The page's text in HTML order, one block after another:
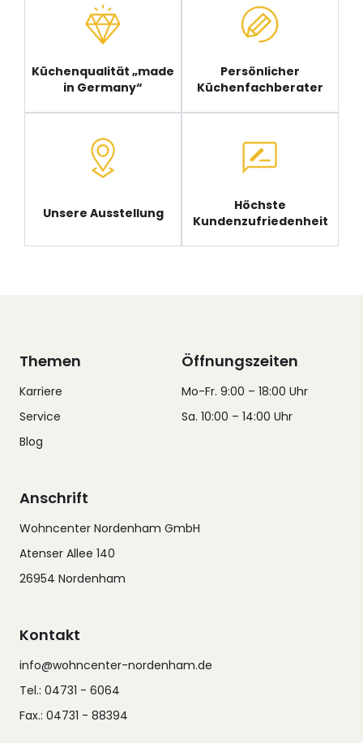
Küchenqualität „made
in Germany“
Persönlicher
Küchenfachberater
Unsere Ausstellung
Höchste
Kundenzufriedenheit
Themen
Karriere
Service
Blog
Öffnungszeiten
Mo-Fr. 9:00 – 18:00 Uhr
Sa. 10:00 – 14:00 Uhr
Anschrift
Wohncenter Nordenham GmbH
Atenser Allee 140
26954 Nordenham
Kontakt
info@wohncenter-nordenham.de
Tel.: 04731 - 6064
Fax.: 04731 - 88394